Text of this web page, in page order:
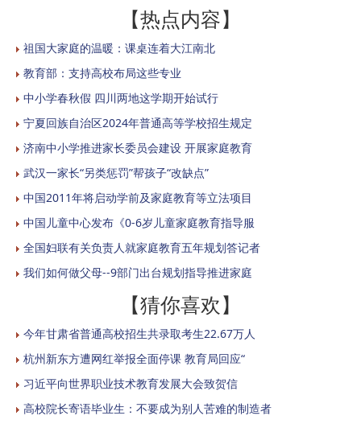
【热点内容】
祖国大家庭的温暖：课桌连着大江南北
教育部：支持高校布局这些专业
中小学春秋假 四川两地这学期开始试行
宁夏回族自治区2024年普通高等学校招生规定
济南中小学推进家长委员会建设 开展家庭教育
武汉一家长“另类惩罚”帮孩子“改缺点”
中国2011年将启动学前及家庭教育等立法项目
中国儿童中心发布《0-6岁儿童家庭教育指导服
全国妇联有关负责人就家庭教育五年规划答记者
我们如何做父母--9部门出台规划指导推进家庭
【猜你喜欢】
今年甘肃省普通高校招生共录取考生22.67万人
杭州新东方遭网红举报全面停课 教育局回应“
习近平向世界职业技术教育发展大会致贺信
高校院长寄语毕业生：不要成为别人苦难的制造者